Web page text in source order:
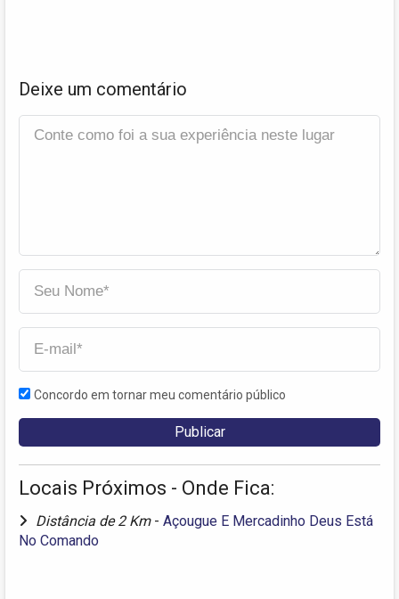
Deixe um comentário
Concordo em tornar meu comentário público
Locais Próximos - Onde Fica:
Distância de 2 Km - Açougue E Mercadinho Deus Está
No Comando